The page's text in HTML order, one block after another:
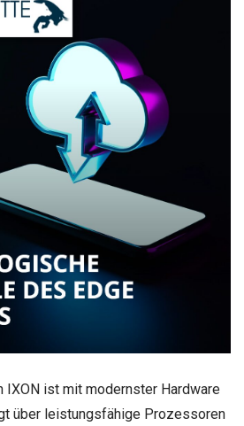
IXON ist mit modernster Hardware
über leistungsfähige Prozessoren